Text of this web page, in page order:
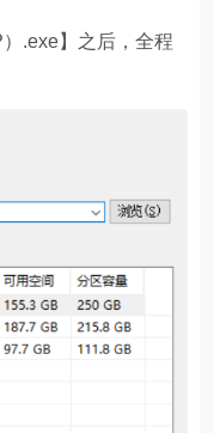
.exe】之后，全程